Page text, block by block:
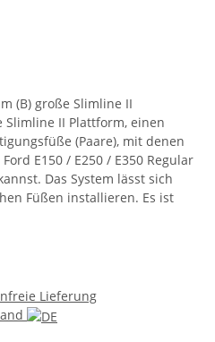
(B) große Slimline II
II Plattform, einen
(Paare), mit denen
E150 / E250 / E350 Regular
Das System lässt sich
Füßen installieren. Es ist
Lieferung